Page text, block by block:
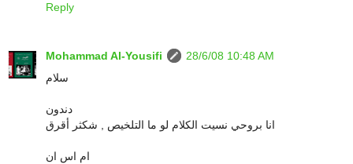
Reply
Mohammad Al-Yousifi
28/6/08 10:48 AM
سلام
دندون
انا بروحي نسيت الكلام لو ما التلخيص , شكثر أقرق
ام اس ان